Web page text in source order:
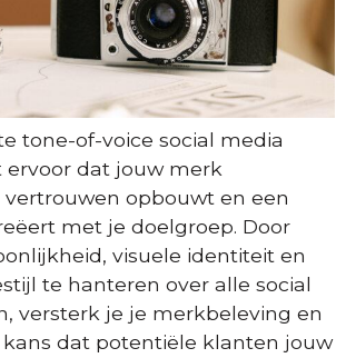
tone-of-voice social media
ervoor dat jouw merk
vertrouwen opbouwt en een
met je doelgroep. Door
visuele identiteit en
te hanteren over alle social
versterk je je merkbeleving en
dat potentiële klanten jouw